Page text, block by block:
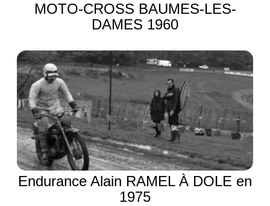
MOTO-CROSS BAUMES-LES-
DAMES 1960
Endurance Alain RAMEL À DOLE en
1975